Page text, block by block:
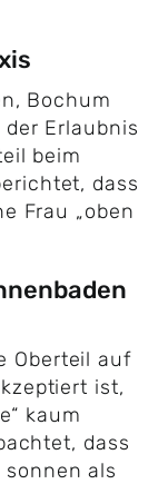
Bochum
Erlaubnis
beim
dass
Frau „oben
Oberteil auf
ist,
kaum
dass
als